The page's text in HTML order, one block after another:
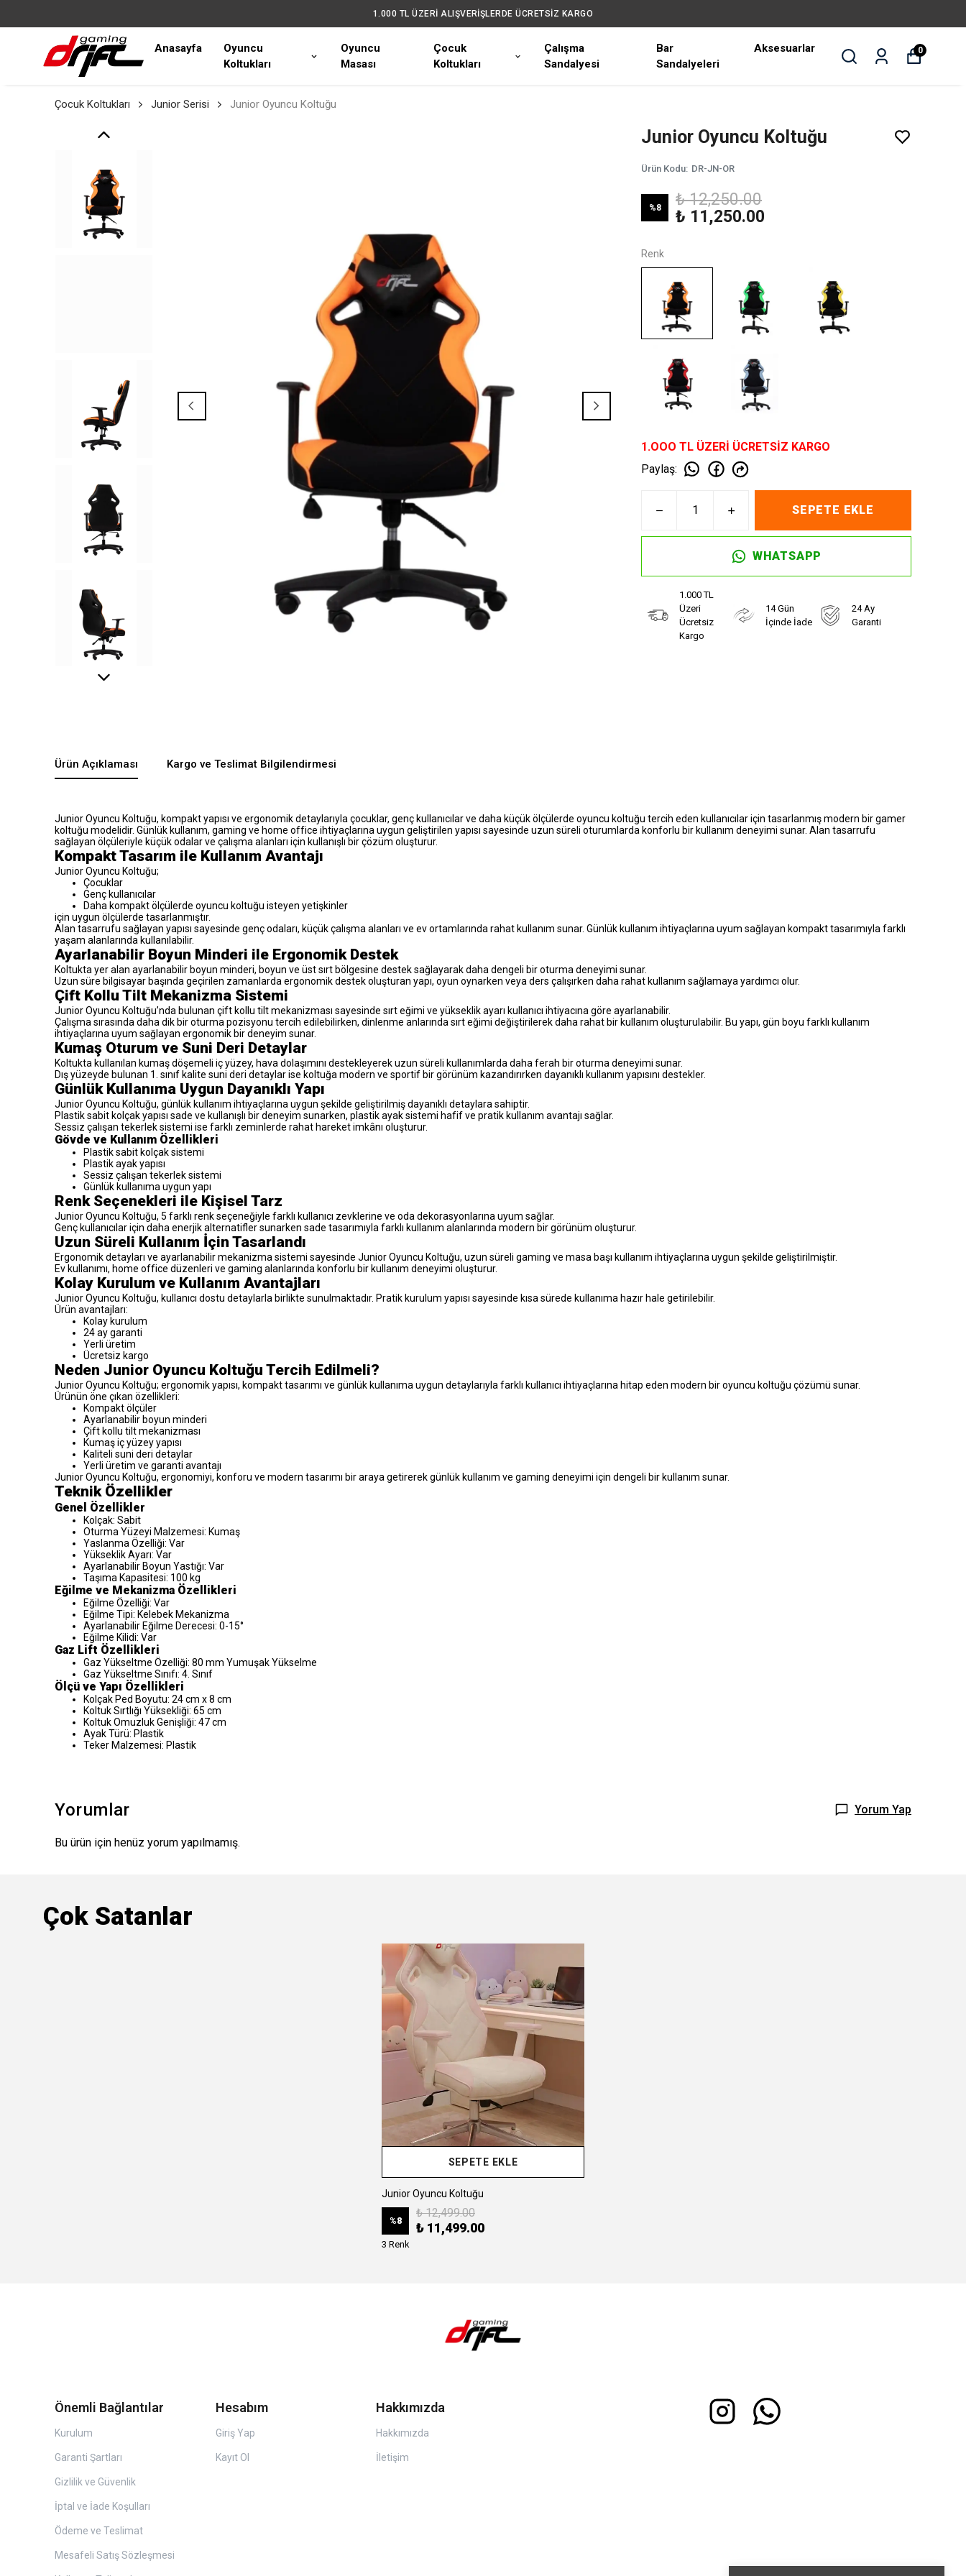
1.000 TL ÜZERİ ALIŞVERİŞLERDE ÜCRETSİZ KARGO
Anasayfa
Oyuncu
Koltukları
Oyuncu
Masası
Çocuk
Koltukları
Çalışma
Sandalyesi
Bar
Sandalyeleri
Aksesuarlar 0
Çocuk Koltukları Junior Serisi Junior Oyuncu Koltuğu
Junior Oyuncu Koltuğu
Ürün Kodu: DR-JN-OR
%8
₺ 12,250.00
₺ 11,250.00
Renk
1.OOO TL ÜZERİ ÜCRETSİZ KARGO
Paylaş:
SEPETE EKLE
WHATSAPP
1.000 TL
Üzeri
Ücretsiz
Kargo
14 Gün
İçinde İade
24 Ay
Garanti
Ürün Açıklaması Kargo ve Teslimat Bilgilendirmesi
Junior Oyuncu Koltuğu, kompakt yapısı ve ergonomik detaylarıyla çocuklar, genç kullanıcılar ve daha küçük ölçülerde oyuncu koltuğu tercih eden kullanıcılar için tasarlanmış modern bir gamer
koltuğu modelidir. Günlük kullanım, gaming ve home office ihtiyaçlarına uygun geliştirilen yapısı sayesinde uzun süreli oturumlarda konforlu bir kullanım deneyimi sunar. Alan tasarrufu
sağlayan ölçüleriyle küçük odalar ve çalışma alanları için kullanışlı bir çözüm oluşturur.
Kompakt Tasarım ile Kullanım Avantajı
Junior Oyuncu Koltuğu;
Çocuklar
Genç kullanıcılar
Daha kompakt ölçülerde oyuncu koltuğu isteyen yetişkinler
için uygun ölçülerde tasarlanmıştır.
Alan tasarrufu sağlayan yapısı sayesinde genç odaları, küçük çalışma alanları ve ev ortamlarında rahat kullanım sunar. Günlük kullanım ihtiyaçlarına uyum sağlayan kompakt tasarımıyla farklı
yaşam alanlarında kullanılabilir.
Ayarlanabilir Boyun Minderi ile Ergonomik Destek
Koltukta yer alan ayarlanabilir boyun minderi, boyun ve üst sırt bölgesine destek sağlayarak daha dengeli bir oturma deneyimi sunar.
Uzun süre bilgisayar başında geçirilen zamanlarda ergonomik destek oluşturan yapı, oyun oynarken veya ders çalışırken daha rahat kullanım sağlamaya yardımcı olur.
Çift Kollu Tilt Mekanizma Sistemi
Junior Oyuncu Koltuğu’nda bulunan çift kollu tilt mekanizması sayesinde sırt eğimi ve yükseklik ayarı kullanıcı ihtiyacına göre ayarlanabilir.
Çalışma sırasında daha dik bir oturma pozisyonu tercih edilebilirken, dinlenme anlarında sırt eğimi değiştirilerek daha rahat bir kullanım oluşturulabilir. Bu yapı, gün boyu farklı kullanım
ihtiyaçlarına uyum sağlayan ergonomik bir deneyim sunar.
Kumaş Oturum ve Suni Deri Detaylar
Koltukta kullanılan kumaş döşemeli iç yüzey, hava dolaşımını destekleyerek uzun süreli kullanımlarda daha ferah bir oturma deneyimi sunar.
Dış yüzeyde bulunan 1. sınıf kalite suni deri detaylar ise koltuğa modern ve sportif bir görünüm kazandırırken dayanıklı kullanım yapısını destekler.
Günlük Kullanıma Uygun Dayanıklı Yapı
Junior Oyuncu Koltuğu, günlük kullanım ihtiyaçlarına uygun şekilde geliştirilmiş dayanıklı detaylara sahiptir.
Plastik sabit kolçak yapısı sade ve kullanışlı bir deneyim sunarken, plastik ayak sistemi hafif ve pratik kullanım avantajı sağlar.
Sessiz çalışan tekerlek sistemi ise farklı zeminlerde rahat hareket imkânı oluşturur.
Gövde ve Kullanım Özellikleri
Plastik sabit kolçak sistemi
Plastik ayak yapısı
Sessiz çalışan tekerlek sistemi
Günlük kullanıma uygun yapı
Renk Seçenekleri ile Kişisel Tarz
Junior Oyuncu Koltuğu, 5 farklı renk seçeneğiyle farklı kullanıcı zevklerine ve oda dekorasyonlarına uyum sağlar.
Genç kullanıcılar için daha enerjik alternatifler sunarken sade tasarımıyla farklı kullanım alanlarında modern bir görünüm oluşturur.
Uzun Süreli Kullanım İçin Tasarlandı
Ergonomik detayları ve ayarlanabilir mekanizma sistemi sayesinde Junior Oyuncu Koltuğu, uzun süreli gaming ve masa başı kullanım ihtiyaçlarına uygun şekilde geliştirilmiştir.
Ev kullanımı, home office düzenleri ve gaming alanlarında konforlu bir kullanım deneyimi oluşturur.
Kolay Kurulum ve Kullanım Avantajları
Junior Oyuncu Koltuğu, kullanıcı dostu detaylarla birlikte sunulmaktadır. Pratik kurulum yapısı sayesinde kısa sürede kullanıma hazır hale getirilebilir.
Ürün avantajları:
Kolay kurulum
24 ay garanti
Yerli üretim
Ücretsiz kargo
Neden Junior Oyuncu Koltuğu Tercih Edilmeli?
Junior Oyuncu Koltuğu; ergonomik yapısı, kompakt tasarımı ve günlük kullanıma uygun detaylarıyla farklı kullanıcı ihtiyaçlarına hitap eden modern bir oyuncu koltuğu çözümü sunar.
Ürünün öne çıkan özellikleri:
Kompakt ölçüler
Ayarlanabilir boyun minderi
Çift kollu tilt mekanizması
Kumaş iç yüzey yapısı
Kaliteli suni deri detaylar
Yerli üretim ve garanti avantajı
Junior Oyuncu Koltuğu, ergonomiyi, konforu ve modern tasarımı bir araya getirerek günlük kullanım ve gaming deneyimi için dengeli bir kullanım sunar.
Teknik Özellikler
Genel Özellikler
Kolçak: Sabit
Oturma Yüzeyi Malzemesi: Kumaş
Yaslanma Özelliği: Var
Yükseklik Ayarı: Var
Ayarlanabilir Boyun Yastığı: Var
Taşıma Kapasitesi: 100 kg
Eğilme ve Mekanizma Özellikleri
Eğilme Özelliği: Var
Eğilme Tipi: Kelebek Mekanizma
Ayarlanabilir Eğilme Derecesi: 0-15°
Eğilme Kilidi: Var
Gaz Lift Özellikleri
Gaz Yükseltme Özelliği: 80 mm Yumuşak Yükselme
Gaz Yükseltme Sınıfı: 4. Sınıf
Ölçü ve Yapı Özellikleri
Kolçak Ped Boyutu: 24 cm x 8 cm
Koltuk Sırtlığı Yüksekliği: 65 cm
Koltuk Omuzluk Genişliği: 47 cm
Ayak Türü: Plastik
Teker Malzemesi: Plastik
Yorumlar Yorum Yap
Bu ürün için henüz yorum yapılmamış.
Çok Satanlar
SEPETE EKLE
Junior Oyuncu Koltuğu
%8
₺ 12,499.00
₺ 11,499.00
3 Renk
Önemli Bağlantılar
Kurulum
Garanti Şartları
Gizlilik ve Güvenlik
İptal ve İade Koşulları
Ödeme ve Teslimat
Mesafeli Satış Sözleşmesi
Hesabım
Giriş Yap
Kayıt Ol
Hakkımızda
Hakkımızda
İletişim